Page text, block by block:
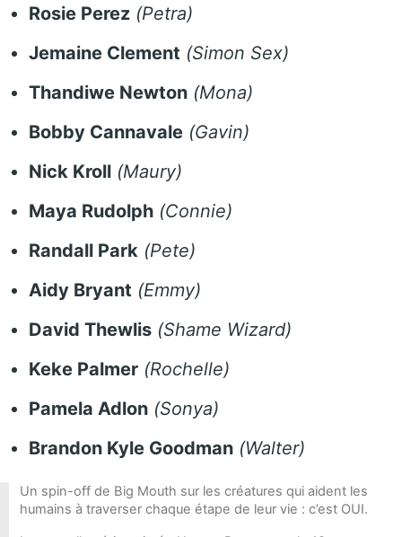
Rosie Perez (Petra)
Jemaine Clement (Simon Sex)
Thandiwe Newton (Mona)
Bobby Cannavale (Gavin)
Nick Kroll (Maury)
Maya Rudolph (Connie)
Randall Park (Pete)
Aidy Bryant (Emmy)
David Thewlis (Shame Wizard)
Keke Palmer (Rochelle)
Pamela Adlon (Sonya)
Brandon Kyle Goodman (Walter)
Un spin-off de Big Mouth sur les créatures qui aident les
humains à traverser chaque étape de leur vie : c’est OUI.